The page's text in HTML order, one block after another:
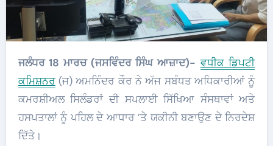
ਜਲੰਧਰ 18 ਮਾਰਚ (ਜਸਵਿੰਦਰ ਸਿੰਘ ਆਜ਼ਾਦ)- ਵਧੀਕ ਡਿਪਟੀ
ਕਮਿਸ਼ਨਰ(ਜ) ਅਮਨਿੰਦਰ ਕੌਰ ਨੇ ਅੱਜ ਸਬੰਧਤ ਅਧਿਕਾਰੀਆਂ ਨੂੰ
ਕਮਰਸ਼ੀਅਲ ਸਿਲੰਡਰਾਂ ਦੀ ਸਪਲਾਈ ਸਿੱਖਿਆ ਸੰਸਥਾਵਾਂ ਅਤੇ
ਹਸਪਤਾਲਾਂ ਨੂੰ ਪਹਿਲ ਦੇ ਆਧਾਰ ’ਤੇ ਯਕੀਨੀ ਬਣਾਉਣ ਦੇ ਨਿਰਦੇਸ਼
ਦਿੱਤੇ।